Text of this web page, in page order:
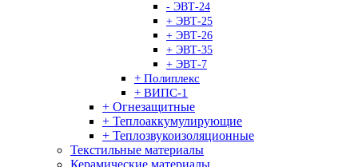
- ЭВТ-24
+ ЭВТ-25
+ ЭВТ-26
+ ЭВТ-35
+ ЭВТ-7
+ Полиплекс
+ ВИПС-1
+ Огнезащитные
+ Теплоаккумулирующие
+ Теплозвукоизоляционные
Текстильные материалы